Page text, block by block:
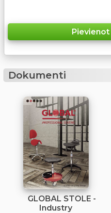
Dokumenti
GLOBAL STOLE -
Industry